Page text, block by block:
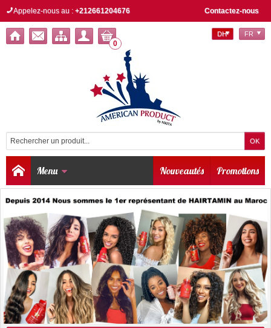
Contactez-nous
Appelez-nous au : +212661204676
0
DH FR
Menu Promotions
Nouveautés